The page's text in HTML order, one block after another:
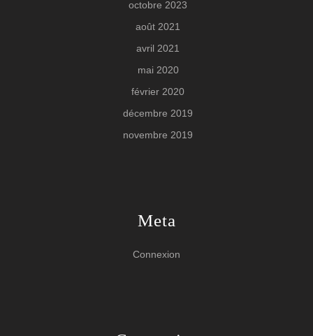
octobre 2023
août 2021
avril 2021
mai 2020
février 2020
décembre 2019
novembre 2019
Meta
Connexion